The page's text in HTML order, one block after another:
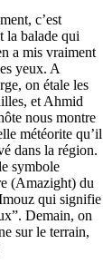
c’est
la balade qui
a mis vraiment
yeux. A
on étale les
et Ahmid
nous montre
météorite qu’il
dans la région.
symbole
(Amazight) du
qui signifie
Demain, on
sur le terrain,